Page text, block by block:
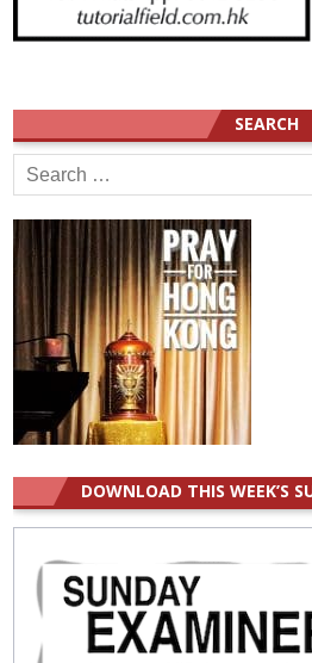
SEARCH
Search
for:
DOWNLOAD THIS WEEK’S